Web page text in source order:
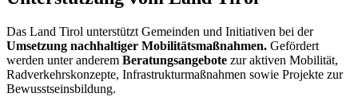
Das Land Tirol unterstützt Gemeinden und Initiativen bei der
Umsetzung nachhaltiger Mobilitätsmaßnahmen. Gefördert
werden unter anderem Beratungsangebote zur aktiven Mobilität,
Radverkehrskonzepte, Infrastrukturmaßnahmen sowie Projekte zur
Bewusstseinsbildung.